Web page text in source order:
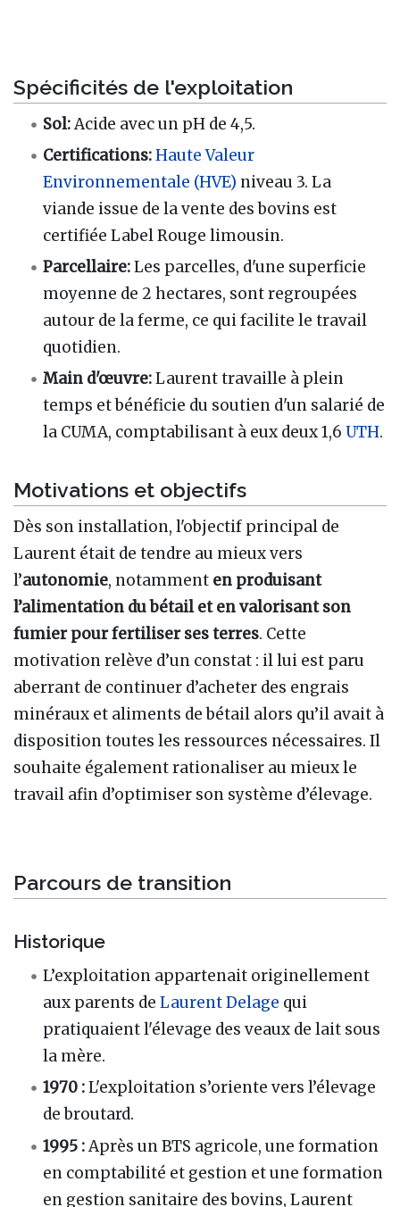
Spécificités de l'exploitation
Sol:Acide avec un pH de 4,5.
Certifications:Haute Valeur
Environnementale (HVE) niveau 3. La
viande issue de la vente des bovins est
certifiée Label Rouge limousin.
Parcellaire:Les parcelles, d'une superficie
moyenne de 2 hectares, sont regroupées
autour de la ferme, ce qui facilite le travail
quotidien.
Main d'œuvre:Laurent travaille à plein
temps et bénéficie du soutien d'un salarié de
la CUMA, comptabilisant à eux deux 1,6UTH.
Motivations et objectifs
Dès son installation, l'objectif principal de
Laurent était de tendre au mieux vers
l’autonomie, notamment en produisant
l’alimentation du bétail et en valorisant son
fumier pour fertiliser ses terres. Cette
motivation relève d’un constat : il lui est paru
aberrant de continuer d’acheter des engrais
minéraux et aliments de bétail alors qu’il avait à
disposition toutes les ressources nécessaires. Il
souhaite également rationaliser au mieux le
travail afin d’optimiser son système d’élevage.
Parcours de transition
Historique
L’exploitation appartenait originellement
aux parents deLaurent Delage qui
pratiquaient l'élevage des veaux de lait sous
la mère.
1970 :L'exploitation s’oriente vers l’élevage
de broutard.
1995 :Après un BTS agricole, une formation
en comptabilité et gestion et une formation
en gestion sanitaire des bovins, Laurent